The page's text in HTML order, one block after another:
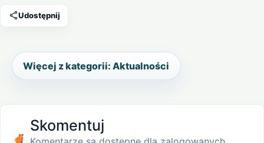
Udostępnij
Więcej z kategorii: Aktualności
Skomentuj